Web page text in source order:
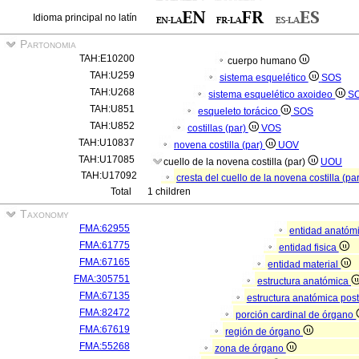
Idioma principal no latín
Partonomia
TAH:E10200
cuerpo humano
TAH:U259
sistema esquelético
SOS
TAH:U268
sistema esquelético axoideo
TAH:U851
esqueleto torácico
SOS
TAH:U852
costillas (par)
VOS
TAH:U10837
novena costilla (par)
UOV
TAH:U17085
cuello de la novena costilla (par)
UOU
TAH:U17092
cresta del cuello de la novena costilla
Total
1 children
Taxonomy
FMA:62955
entidad
FMA:61775
entidad fisica
FMA:67165
entidad material
FMA:305751
estructura anatómica
FMA:67135
estructura anatómica
FMA:82472
porción cardinal de órgano
FMA:67619
región de órgano
FMA:55268
zona de órgano